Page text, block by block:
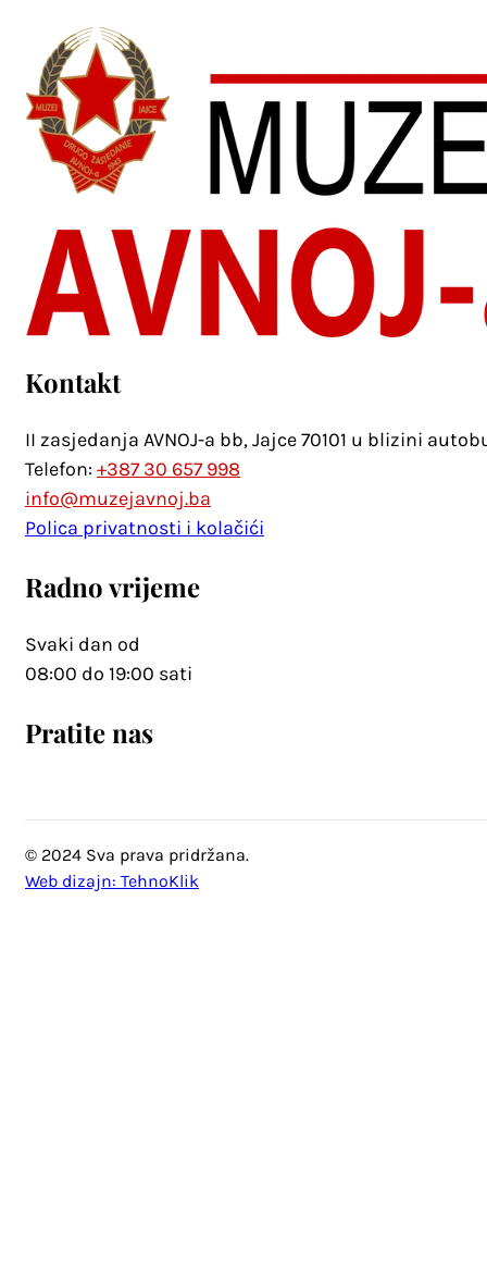
Kontakt
II zasjedanja AVNOJ-a bb, Jajce 70101 u blizini
Telefon: +387 30 657 998
info@muzejavnoj.ba
Polica privatnosti i kolačići
Radno vrijeme
Svaki dan od
08:00 do 19:00 sati
Pratite nas
© 2024 Sva prava pridržana.
Web dizajn: TehnoKlik